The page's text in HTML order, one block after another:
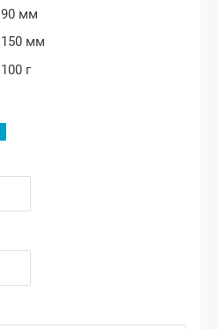
90 мм
150 мм
100 г